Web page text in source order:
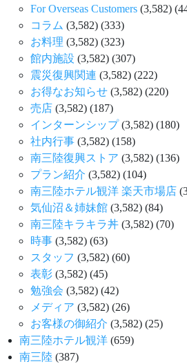
For Overseas Customers (3,582)
コラム (3,582) (333)
お料理 (3,582) (323)
館内施設 (3,582) (307)
震災復興関連 (3,582) (222)
お得なお知らせ (3,582) (220)
売店 (3,582) (187)
インターンシップ(3,582) (180)
社内行事 (3,582) (158)
南三陸復興ストア (3,582) (136)
プラン紹介 (3,582) (104)
南三陸ホテル観洋 楽天市場店
気仙沼＆姉妹館 (3,582) (84)
南三陸キラキラ丼 (3,582) (70)
時事 (3,582) (63)
スタッフ (3,582) (60)
表彰 (3,582) (45)
勉強会 (3,582) (42)
メディア (3,582) (26)
お客様の御紹介 (3,582) (25)
南三陸ホテル観洋 (659)
南三陸 (387)